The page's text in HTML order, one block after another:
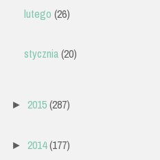
lutego (26)
stycznia(20)
► 2015(287)
► 2014(177)